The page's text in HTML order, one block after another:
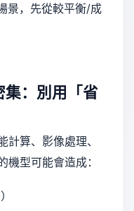
景，先從較平衡/成
集：別用「省
算、影像處理、
型可能會造成：